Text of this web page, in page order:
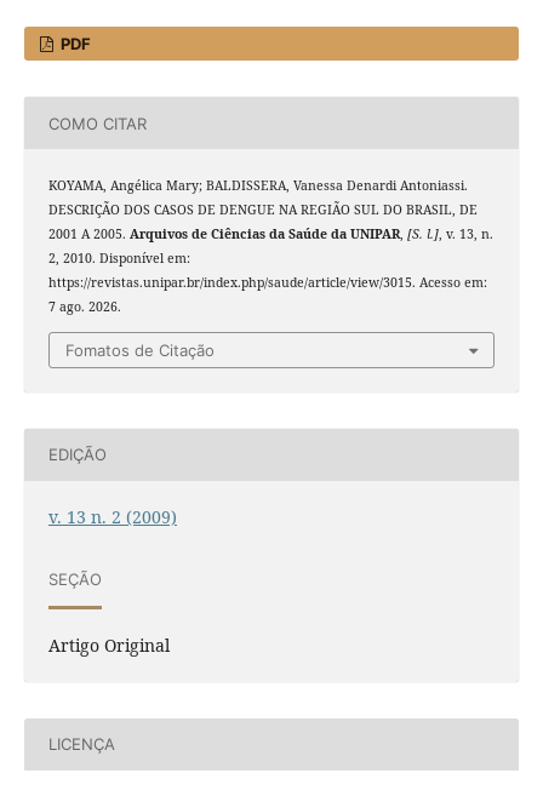
PDF
COMO CITAR
KOYAMA, Angélica Mary; BALDISSERA, Vanessa Denardi Antoniassi.
DESCRIÇÃO DOS CASOS DE DENGUE NA REGIÃO SUL DO BRASIL, DE
2001 A 2005. Arquivos de Ciências da Saúde da UNIPAR, [S. l.], v. 13, n.
2, 2010. Disponível em:
https://revistas.unipar.br/index.php/saude/article/view/3015. Acesso em:
7 ago. 2026.
Fomatos de Citação
EDIÇÃO
v. 13 n. 2 (2009)
SEÇÃO
Artigo Original
LICENÇA